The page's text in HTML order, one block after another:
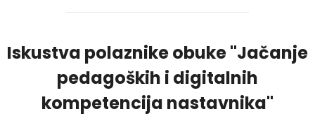
Iskustva polaznike obuke "Jačanje
pedagoških i digitalnih
kompetencija nastavnika"